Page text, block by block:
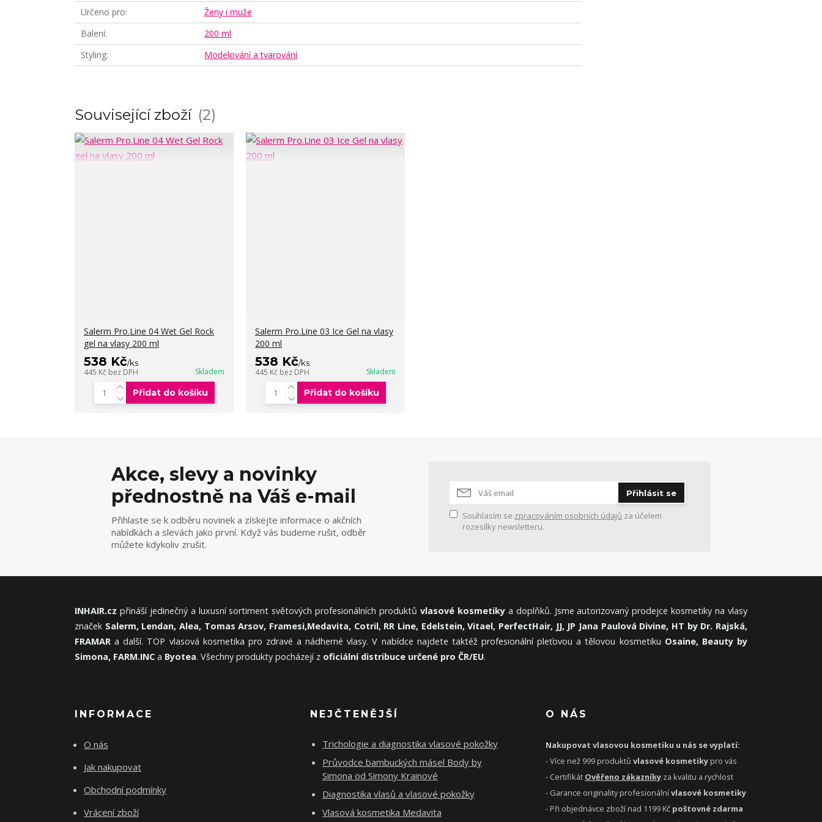
Určeno pro
Ženy i muže
Balení
200 ml
Styling
Modelování a tvarování
Související zboží 2
Salerm Pro.Line 04 Wet Gel Rock
gel na vlasy 200 ml
538 Kč/ks
445 Kč bez DPH Skladem
Přidat do košíku
Salerm Pro.Line 03 Ice Gel na vlasy
200 ml
538 Kč/ks
445 Kč bez DPH Skladem
Přidat do košíku
Akce, slevy a novinky
přednostně na Váš e-mail
Přihlaste se k odběru novinek a získejte informace o akčních
nabídkách a slevách jako první. Když vás budeme rušit, odběr
můžete kdykoliv zrušit.
Přihlásit se
Souhlasím se zpracováním osobních údajů za účelem
rozesílky newsletteru.
INHAIR.cz přináší jedinečný a luxusní sortiment světových profesionálních produktů vlasové kosmetikya doplňků. Jsme autorizovaný prodejce kosmetiky na vlasy
značek Salerm, Lendan, Alea, Tomas Arsov, Framesi,Medavita, Cotril, RR Line, Edelstein, Vitael, PerfectHair, JJ, JP Jana Paulová Divine, HT by Dr. Rajská,
FRAMAR a další. TOP vlasová kosmetika pro zdravé a nádherné vlasy. V nabídce najdete taktéž profesionální pleťovou a tělovou kosmetiku Osaine, Beauty by
Simona, FARM.INC a Byotea. Všechny produkty pocházejí z oficiální distribuce určené pro ČR/EU.
INFORMACE
O nás
Jak nakupovat
Obchodní podmínky
Vrácení zboží
NEJČTENĚJŠÍ
Trichologie a diagnostika vlasové pokožky
Průvodce bambuckých másel Body by
Simona od Simony Krainové
Diagnostika vlasů a vlasové pokožky
Vlasová kosmetika Medavita
O NÁS
Nakupovat vlasovou kosmetiku u nás se vyplatí:
- Více než 999 produktů vlasové kosmetiky pro vás
- Certifikát Ověřeno zákazníky za kvalitu a rychlost
- Garance originality profesionálnívlasové kosmetiky
- Při objednávce zboží nad 1199 Kč poštovné zdarma